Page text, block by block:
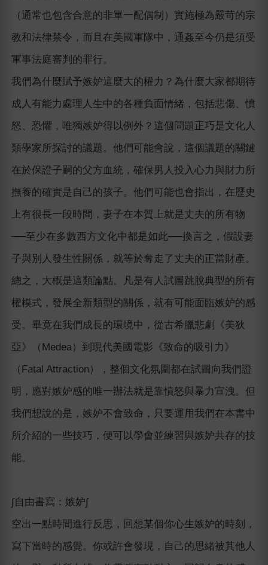
（通常也包含合意的非單一配偶制）實施極為嚴苛的宗
教和法律禁令，而且在美國軍隊中，通姦至今仍是須受
軍事法庭審判的罪行。
我們為什麼賦予嫉妒這麼大的權力？為什麼大家都期待
成人有能力處理人生中的各種負面情緒，包括悲傷、憤
怒、恐懼，唯獨嫉妒得以例外？這個問題正巧是文化人
類學家所探討的議題。他們可能會說，這個議題的關鍵
在於保證子嗣的父方血統，確保男人投入心力與財力所
撫養的確實是自己的孩子。他們可能也會指出，在歷史
上有很長一段時間，妻子在本質上就是丈夫的所有物
──至少在多數西方文化中都是如此──換言之，假設妻
子與別人發生性關係，就等於奪走了丈夫的正當財產。
總之，大概是這類論點。凡是有人試圖跳脫典型的所有
權模式，發展全新類型的關係，就有可能面臨嫉妒的感
受。畢竟在我們成長的環境中，從古希臘悲劇《美狄
亞》（Medea）到現代美國電影《致命的吸引力》
（Fatal Attraction），整個文化氛圍都在試圖向我們證
明，應對嫉妒感的唯一辦法就是靠憤怒與暴力宣洩。但
我們想說的是，嫉妒不會致命，只要運用我們在本書中
所介紹的一些技巧，便可以學會並練習與嫉妒共存的技
能。
∫自由書寫：嫉妒∫
空出一點時間進行反思，回想某個你心生嫉妒的時刻，
寫下當時的感覺。你或許會發現，自己的思緒被其他人